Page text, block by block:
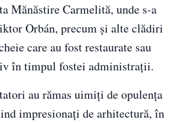
Mănăstire Carmelită, unde s-a
Orbán, precum și alte clădiri
care au fost restaurate sau
în timpul fostei administrații.
au rămas uimiți de opulența
impresionați de arhitectură, în